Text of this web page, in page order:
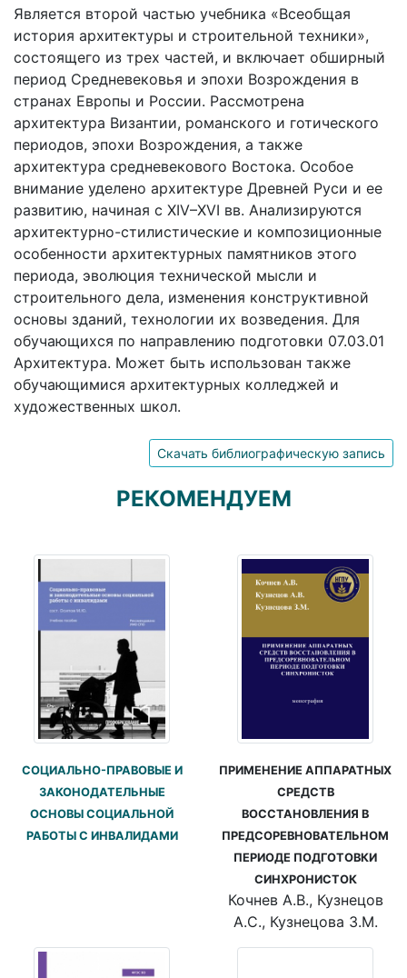
Является второй частью учебника «Всеобщая
история архитектуры и строительной техники»,
состоящего из трех частей, и включает обширный
период Средневековья и эпохи Возрождения в
странах Европы и России. Рассмотрена
архитектура Византии, романского и готического
периодов, эпохи Возрождения, а также
архитектура средневекового Востока. Особое
внимание уделено архитектуре Древней Руси и ее
развитию, начиная с XIV–XVI вв. Анализируются
архитектурно-стилистические и композиционные
особенности архитектурных памятников этого
периода, эволюция технической мысли и
строительного дела, изменения конструктивной
основы зданий, технологии их возведения. Для
обучающихся по направлению подготовки 07.03.01
Архитектура. Может быть использован также
обучающимися архитектурных колледжей и
художественных школ.
Скачать библиографическую запись
РЕКОМЕНДУЕМ
СОЦИАЛЬНО-ПРАВОВЫЕ И
ЗАКОНОДАТЕЛЬНЫЕ
ОСНОВЫ СОЦИАЛЬНОЙ
РАБОТЫ С ИНВАЛИДАМИ
ПРИМЕНЕНИЕ АППАРАТНЫХ
СРЕДСТВ
ВОССТАНОВЛЕНИЯ В
ПРЕДСОРЕВНОВАТЕЛЬНОМ
ПЕРИОДЕ ПОДГОТОВКИ
СИНХРОНИСТОК
Кочнев А.В., Кузнецов
А.С., Кузнецова З.М.